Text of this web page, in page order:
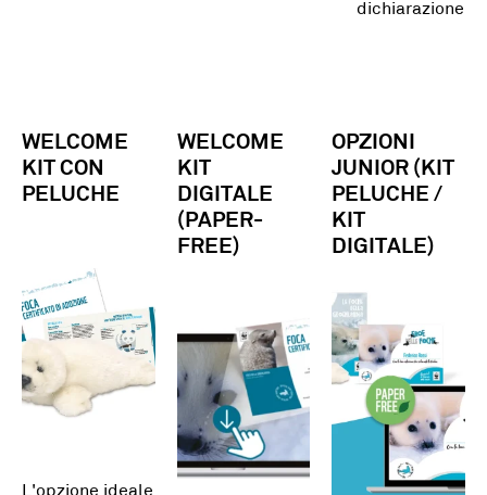
dichiarazione
WELCOME
KIT CON
PELUCHE
WELCOME
KIT
DIGITALE
(PAPER-
FREE)
OPZIONI
JUNIOR (KIT
PELUCHE /
KIT
DIGITALE)